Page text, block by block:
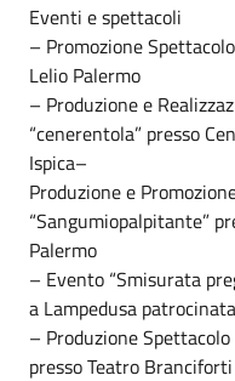
Eventi e spettacoli
– Promozione
Lelio Palermo
– Produzione e
“cenerentola” presso
Ispica–
Produzione e
“Sangumiopalpitante”
Palermo
– Evento “Smisurata
a Lampedusa
– Produzione
presso Teatro